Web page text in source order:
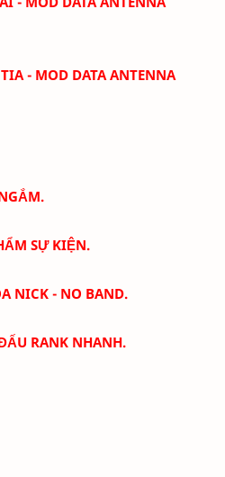
- MOD DATA ANTENNA
SỰ KIỆN.
NICK - NO BAND.
RANK NHANH.